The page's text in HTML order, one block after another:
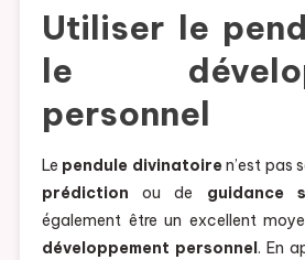
Utiliser le
le
personnel
Le pendule divinatoiren’est pas
prédiction ou de guidance
également être un excellent
développement personnel. En